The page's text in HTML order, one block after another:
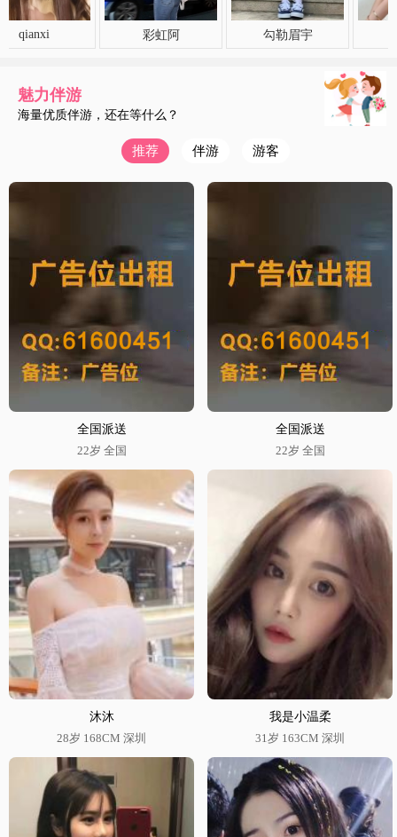
勾勒眉宇
魅力伴游
海量优质伴游，还在等什么？
推荐 伴游 游客
全国派送
22岁 全国
全国派送
22岁 全国
沐沐
28岁 168CM 深圳
我是小温柔
31岁 163CM 深圳